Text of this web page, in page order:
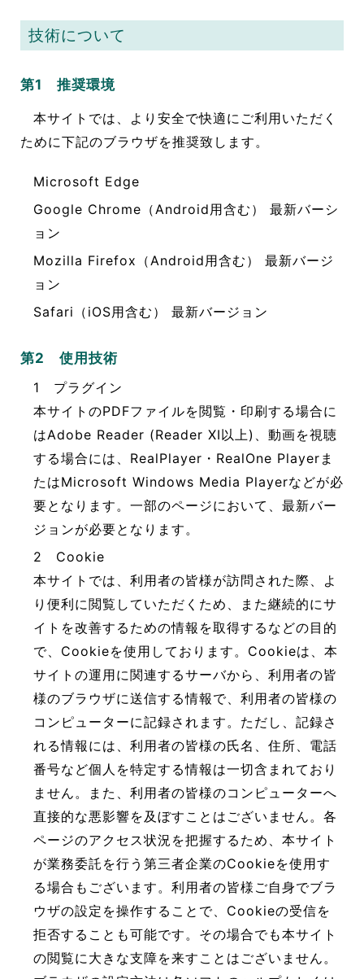
技術について
第1 推奨環境
本サイトでは、より安全で快適にご利用いただく
ために下記のブラウザを推奨致します。
Microsoft Edge
Google Chrome（Android用含む） 最新バーシ
ョン
Mozilla Firefox（Android用含む） 最新バージ
ョン
Safari（iOS用含む） 最新バージョン
第2 使用技術
1 プラグイン
本サイトのPDFファイルを閲覧・印刷する場合に
はAdobe Reader (Reader XI以上)、動画を視聴
する場合には、RealPlayer・RealOne Playerま
たはMicrosoft Windows Media Playerなどが必
要となります。一部のページにおいて、最新バー
ジョンが必要となります。
2 Cookie
本サイトでは、利用者の皆様が訪問された際、よ
り便利に閲覧していただくため、また継続的にサ
イトを改善するための情報を取得するなどの目的
で、Cookieを使用しております。Cookieは、本
サイトの運用に関連するサーバから、利用者の皆
様のブラウザに送信する情報で、利用者の皆様の
コンピューターに記録されます。ただし、記録さ
れる情報には、利用者の皆様の氏名、住所、電話
番号など個人を特定する情報は一切含まれており
ません。また、利用者の皆様のコンピューターへ
直接的な悪影響を及ぼすことはございません。各
ページのアクセス状況を把握するため、本サイト
が業務委託を行う第三者企業のCookieを使用す
る場合もございます。利用者の皆様ご自身でブラ
ウザの設定を操作することで、Cookieの受信を
拒否することも可能です。その場合でも本サイト
の閲覧に大きな支障を来すことはございません。